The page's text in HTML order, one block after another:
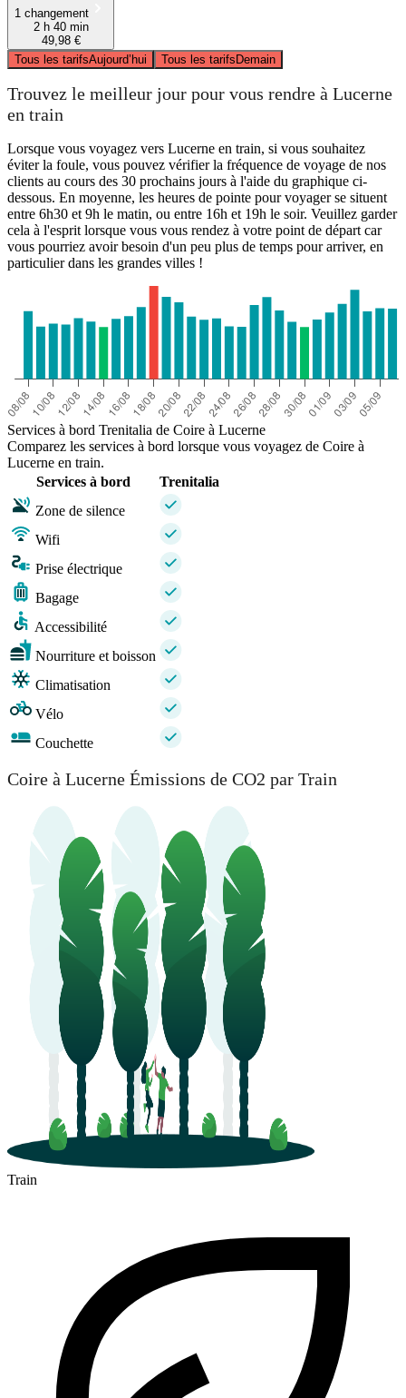
1 changement
2 h 40 min
49,98 €
Tous les tarifsAujourd’hui Tous les tarifsDemain
Trouvez le meilleur jour pour vous rendre à Lucerne
en train
Lorsque vous voyagez vers Lucerne en train, si vous souhaitez
éviter la foule, vous pouvez vérifier la fréquence de voyage de nos
clients au cours des 30 prochains jours à l'aide du graphique ci-
dessous. En moyenne, les heures de pointe pour voyager se situent
entre 6h30 et 9h le matin, ou entre 16h et 19h le soir. Veuillez garder
cela à l'esprit lorsque vous vous rendez à votre point de départ car
vous pourriez avoir besoin d'un peu plus de temps pour arriver, en
particulier dans les grandes villes !
Services à bord Trenitalia de Coire à Lucerne
Comparez les services à bord lorsque vous voyagez de Coire à
Lucerne en train.
Services à bord
Trenitalia
Zone de silence
Wifi
Prise électrique
Bagage
Accessibilité
Nourriture et boisson
Climatisation
Vélo
Couchette
Coire à Lucerne Émissions de CO2 par Train
Train